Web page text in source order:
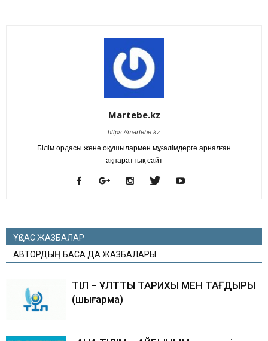
Martebe.kz
https://martebe.kz
Білім ордасы және оқушылармен мұғалімдерге арналған
ақпараттық сайт
ҰҚСАС ЖАЗБАЛАР
АВТОРДЫҢ БАСҚА ДА ЖАЗБАЛАРЫ
ТІЛ – ҰЛТТЫҢ ТАРИХЫ МЕН ТАҒДЫРЫ
(шығарма)